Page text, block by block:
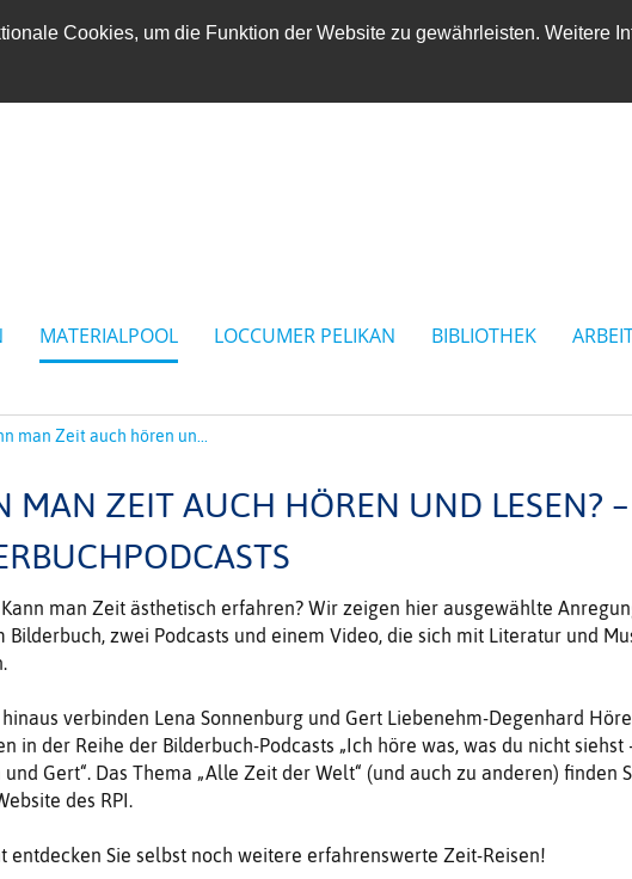
Cookies, um die Funktion der Website zu gewährleisten. Weitere
MATERIALPOOL LOCCUMER PELIKAN BIBLIOTHEK
man Zeit auch hören un...
MAN ZEIT AUCH HÖREN UND LESEN? –
man Zeit ästhetisch erfahren? Wir zeigen hier ausgewählte
Bilderbuch, zwei Podcasts und einem Video, die sich mit Literatur und
verbinden Lena Sonnenburg und Gert Liebenehm-Degenhard
in der Reihe der Bilderbuch-Podcasts „Ich höre was, was du nicht siehst
und Gert“. Das Thema „Alle Zeit der Welt“ (und auch zu anderen) finden
des RPI.
entdecken Sie selbst noch weitere erfahrenswerte Zeit-Reisen!